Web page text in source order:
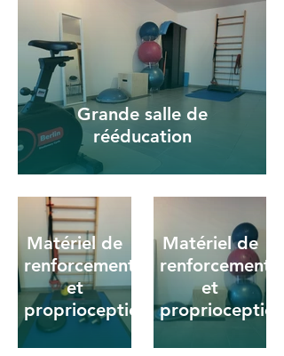
Grande salle de
rééducation
Matériel de
renforcement
et
proprioception
Matériel de
renforcement
et
proprioception